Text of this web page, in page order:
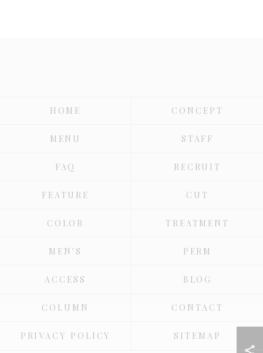
HOME CONCEPT
MENU STAFF
FAQ RECRUIT
FEATURE CUT
COLOR TREATMENT
MEN'S PERM
ACCESS BLOG
COLUMN CONTACT
PRIVACY POLICY SITEMAP